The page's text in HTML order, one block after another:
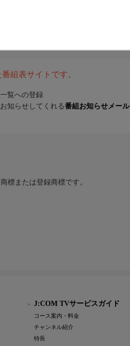
組表サイトです。
一覧への登録
知らせしてくれる番組お知らせメール
標または登録商標です。
J:COM TVサービスガイド
コース案内・料金
チャンネル紹介
特長